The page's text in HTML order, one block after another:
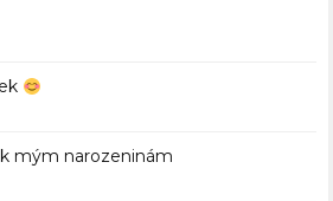
mým narozeninám